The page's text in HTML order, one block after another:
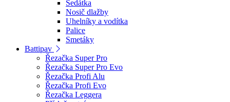
Sedátka
Nosič dlažby
Uhelníky a vodítka
Palice
Smetáky
Battipav
Řezačka Super Pro
Řezačka Super Pro Evo
Řezačka Profi Alu
Řezačka Profi Evo
Řezačka Leggera